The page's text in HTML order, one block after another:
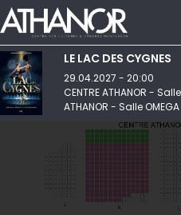
Aller au contenu principal
LE LAC DES CYGNES
29.04.2027 - 20:00
CENTRE ATHANOR -
ATHANOR - Salle OMEGA